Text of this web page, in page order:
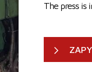
The press is